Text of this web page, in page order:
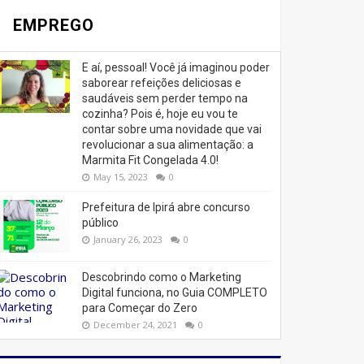
EMPREGO
E aí, pessoal! Você já imaginou poder
saborear refeições deliciosas e
saudáveis ​​sem perder tempo na
cozinha? Pois é, hoje eu vou te
contar sobre uma novidade que vai
revolucionar a sua alimentação: a
Marmita Fit Congelada 4.0!
May 15, 2023 0
Prefeitura de Ipirá abre concurso
público
January 26, 2023 0
Descobrindo como o Marketing
Digital funciona, no Guia COMPLETO
para Começar do Zero
December 24, 2021 0